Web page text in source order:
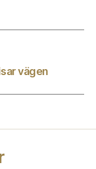
vägen